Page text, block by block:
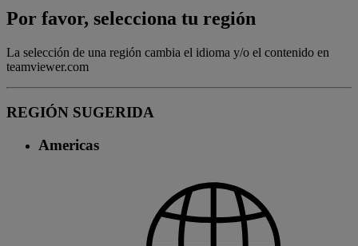
Por favor, selecciona tu región
La selección de una región cambia el idioma y/o el contenido en
teamviewer.com
REGIÓN SUGERIDA
Americas